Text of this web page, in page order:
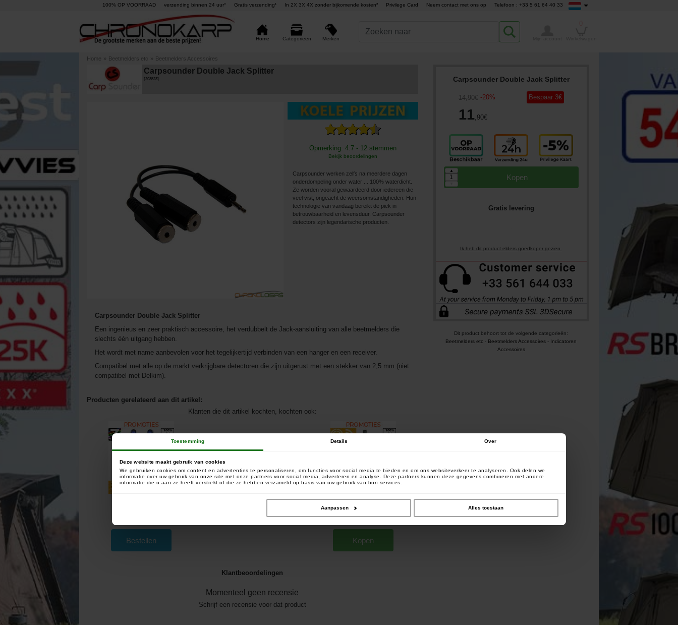
Toestemming Details Over
Deze website maakt gebruik van cookies
We gebruiken cookies om content en advertenties te personaliseren, om functies voor social media te bieden en om ons websiteverkeer te analyseren. Ook delen we
informatie over uw gebruik van onze site met onze partners voor social media, adverteren en analyse. Deze partners kunnen deze gegevens combineren met andere
informatie die u aan ze heeft verstrekt of die ze hebben verzameld op basis van uw gebruik van hun services.
Aanpassen Alles toestaan
100% OP VOORRAAD verzending binnen 24 uur° Gratis verzending¹ In 2X 3X 4X zonder bijkomende kosten² Privilege Card Neem contact met ons op Telefoon : +33 5 61 64 40 33
Home Categorieën Merken
Home » Beetmelders etc » Beetmelders Accessoires
Carpsounder Double Jack Splitter
203523]
Opmerking: 4.7 - 12 stemmen
Bekijk beoordelingen
Carpsounder werken zelfs na meerdere dagen
onderdompeling onder water ... 100% waterdicht.
Ze worden vooral gewaardeerd door iedereen die
veel vist, ongeacht de weersomstandigheden. Hun
technologie van vandaag bereikt de piek in
betrouwbaarheid en levensduur. Carpsounder
detectors zijn legendarische producten.
Carpsounder Double Jack Splitter
14 ,90€ -20%
11,90€
Bespaar 3€
Kopen
▲
Gratis levering
Ik heb dit product elders goedkoper gezien.
Dit product behoort tot de volgende categorieën:
Beetmelders etc - Beetmelders Accessoires - Indicatoren
Accessoires
Carpsounder Double Jack Splitter
Een ingenieus en zeer praktisch accessoire, het verdubbelt de Jack-aansluiting van alle beetmelders die
slechts één uitgang hebben.
Het wordt met name aanbevolen voor het tegelijkertijd verbinden van een hanger en een receiver.
Compatibel met alle op de markt verkrijgbare detectoren die zijn uitgerust met een stekker van 2,5 mm (niet
compatibel met Delkim).
Producten gerelateerd aan dit artikel:
Klanten die dit artikel kochten, kochten ook:
Bestellen
Sensor
Kopen
Klantbeoordelingen
Momenteel geen recensie
Schrijf een recensie voor dat product